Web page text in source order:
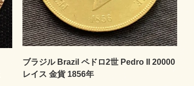
ブラジル Brazil ペドロ2世 Pedro II 20000
レイス 金貨 1856年